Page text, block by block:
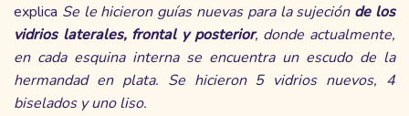
explica Se le hicieron guías nuevas para la sujeción de los
vidrios laterales, frontal y posterior, donde actualmente,
en cada esquina interna se encuentra un escudo de la
hermandad en plata. Se hicieron 5 vidrios nuevos, 4
biselados y uno liso.